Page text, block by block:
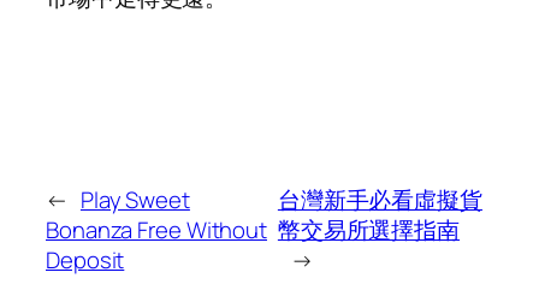
← Play Sweet
Bonanza Free Without
Deposit
台灣新手必看虛擬貨
幣交易所選擇指南
→